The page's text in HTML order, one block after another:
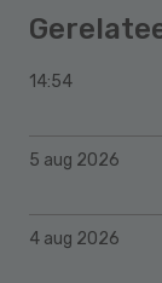
14:54
5 aug 2026
4 aug 2026